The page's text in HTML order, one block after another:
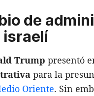
de
israelí
Trump presentó
para la
Oriente. Sin